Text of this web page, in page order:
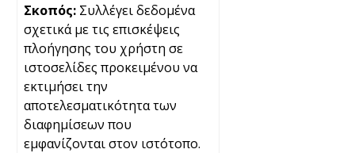
Συλλέγει δεδομένα
σχετικά με τις επισκέψεις
πλοήγησης του χρήστη σε
ιστοσελίδες προκειμένου να
εκτιμήσει την
αποτελεσματικότητα των
διαφημίσεων που
εμφανίζονται στον ιστότοπο.